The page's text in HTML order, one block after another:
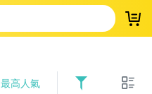
登
最高人氣